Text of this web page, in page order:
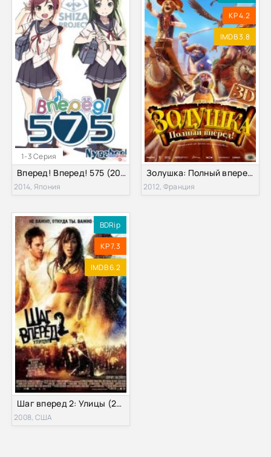
1-3 Серия
Вперед! Вперед! 575 (2014)
2014, Япония
KP 4.2
IMDB 3.8
Золушка: Полный вперед! (2012)
2012, Франция
BDRip
KP 7.3
IMDB 6.2
Шаг вперед 2: Улицы (2008)
2008, США